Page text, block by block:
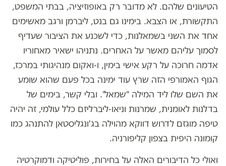
הטיעונים שלהם. לא מדובר רק באופוזיציה, בבתי המשפט,
התקשורת, או הצבא. בימינו גם בנט, ליברמן ורגב מאשימים
אחד את השני בשמאלנות, כדי לשכנע את הציבור שעדיף
לסמוך עליהם מאשר על האחרים. נתניהו ישאיר מאחוריו
אדמה חרוכה על רקע אישי בימין, ו-ואקום מנהיגותי במרכז,
הגוף האמורפי הזה שרץ עוד ימינה בכל פעם שהוא שומע
את השם שלו ליד המילה "שמאל". ובלי קשר, בימים של
בדלנות לאומנית, שמרנות וניאו-ליברליזם כלל עולמי, זה יהיה
טיפה מוגזם לדרוש דווקא מהוילה בג'ונגליסטאן להתנהג כמו
קומונה היפית בצפון קליפורניה.
ואולי כל הדיבורים האלה על בחירות, פוליטיקה ודמוקרטיה